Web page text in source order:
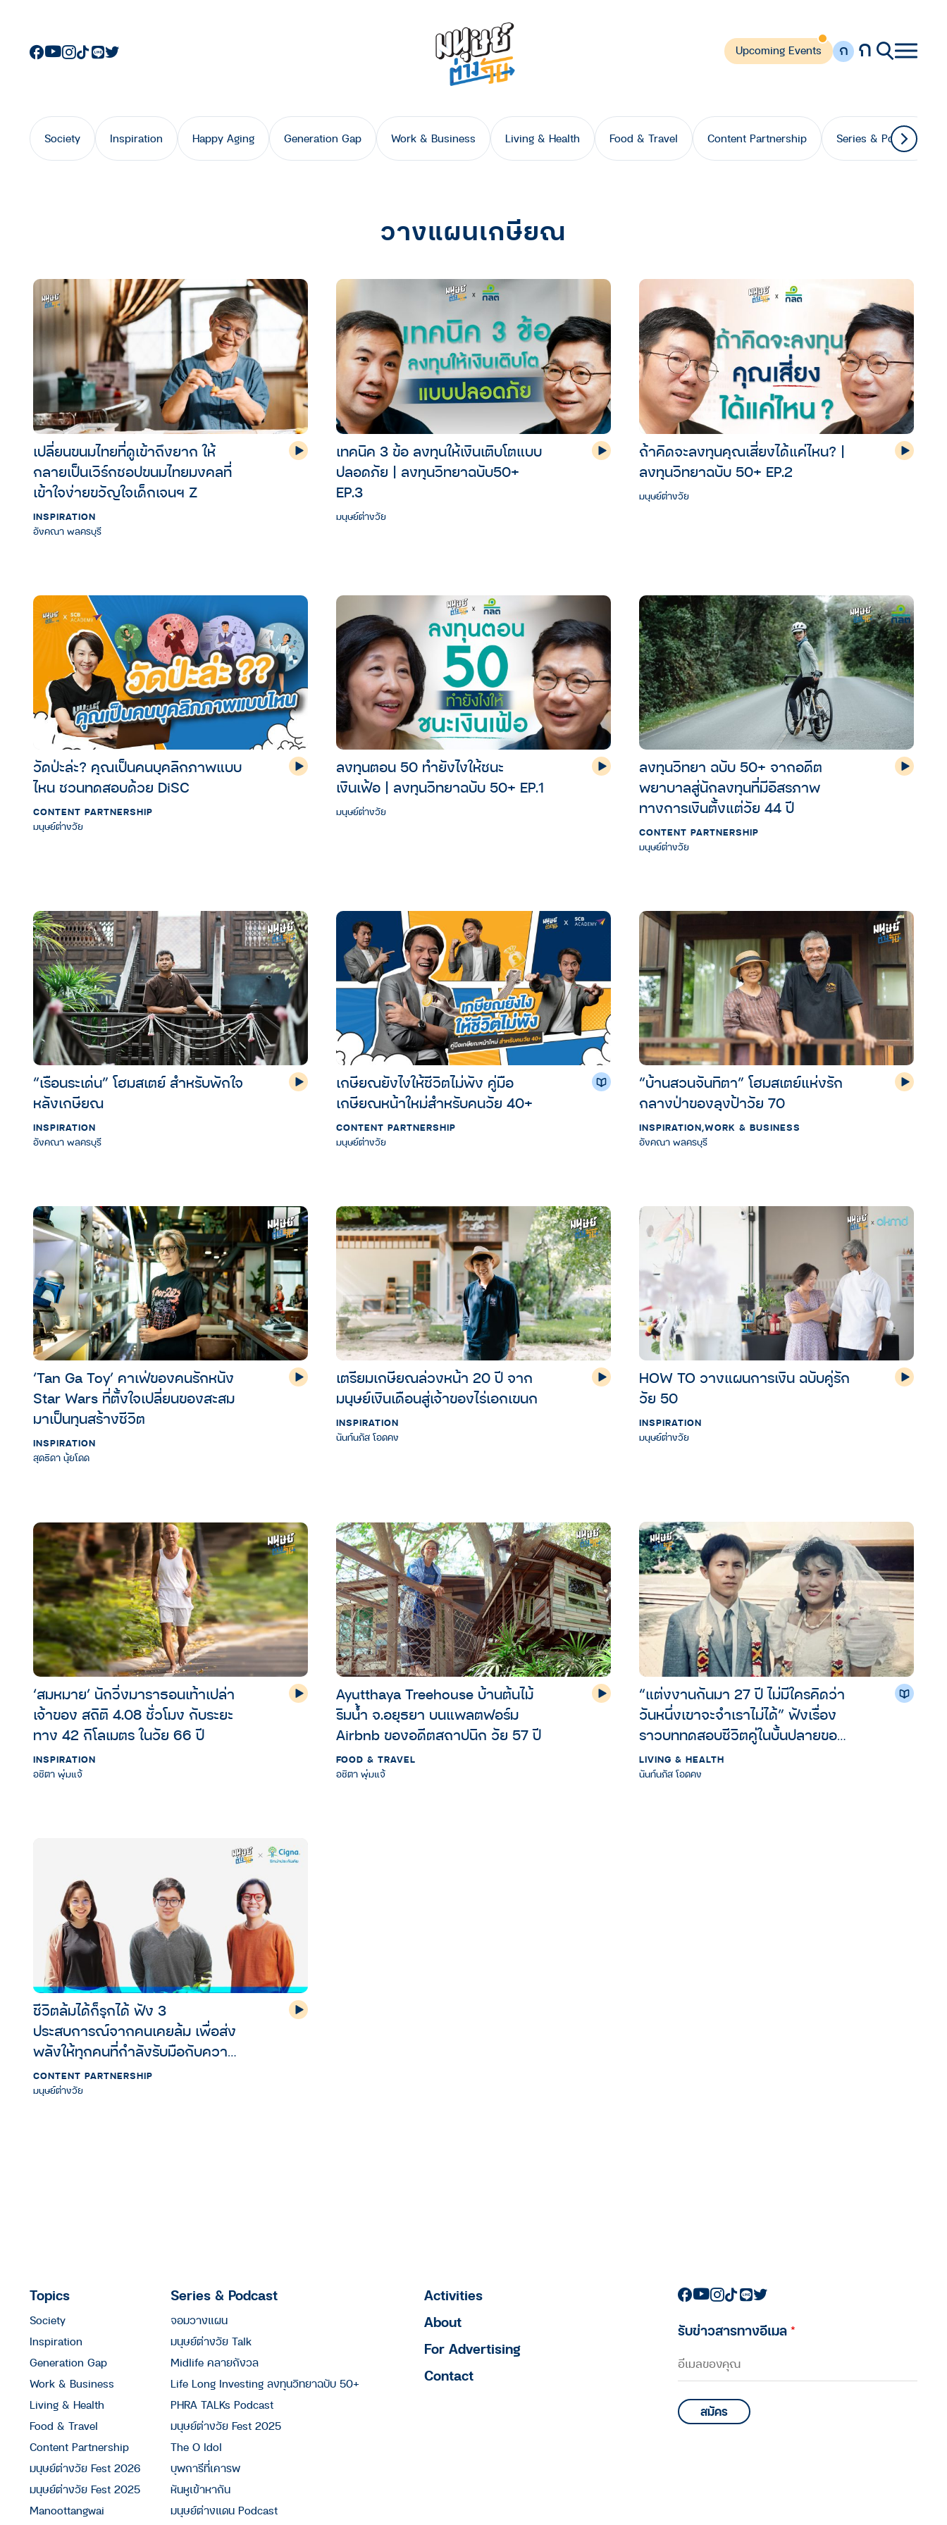
Upcoming Events ก ก
Society Inspiration Happy Aging Generation Gap Work & Business Living & Health Food & Travel Content Partnership Series & Podcast
วางแผนเกษียณ
เปลี่ยนขนมไทยที่ดูเข้าถึงยาก ให้
กลายเป็นเวิร์กชอปขนมไทยมงคลที่
เข้าใจง่ายขวัญใจเด็กเจนฯ Z
INSPIRATION
อังคณา พลครบุรี
เทคนิค 3 ข้อ ลงทุนให้เงินเติบโตแบบ
ปลอดภัย | ลงทุนวิทยาฉบับ50+
EP.3
มนุษย์ต่างวัย
ถ้าคิดจะลงทุนคุณเสี่ยงได้แค่ไหน? |
ลงทุนวิทยาฉบับ 50+ EP.2
มนุษย์ต่างวัย
วัดป่ะล่ะ? คุณเป็นคนบุคลิกภาพแบบ
ไหน ชวนทดสอบด้วย DiSC
CONTENT PARTNERSHIP
มนุษย์ต่างวัย
ลงทุนตอน 50 ทำยังไงให้ชนะ
เงินเฟ้อ | ลงทุนวิทยาฉบับ 50+ EP.1
มนุษย์ต่างวัย
ลงทุนวิทยา ฉบับ 50+ จากอดีต
พยาบาลสู่นักลงทุนที่มีอิสรภาพ
ทางการเงินตั้งแต่วัย 44 ปี
CONTENT PARTNERSHIP
มนุษย์ต่างวัย
“เรือนระเด่น” โฮมสเตย์ สำหรับพักใจ
หลังเกษียณ
INSPIRATION
อังคณา พลครบุรี
เกษียณยังไงให้ชีวิตไม่พัง คู่มือ
เกษียณหน้าใหม่สำหรับคนวัย 40+
CONTENT PARTNERSHIP
มนุษย์ต่างวัย
“บ้านสวนจันทิตา” โฮมสเตย์แห่งรัก
กลางป่าของลุงป้าวัย 70
INSPIRATION,WORK & BUSINESS
อังคณา พลครบุรี
‘Tan Ga Toy’ คาเฟ่ของคนรักหนัง
Star Wars ที่ตั้งใจเปลี่ยนของสะสม
มาเป็นทุนสร้างชีวิต
INSPIRATION
สุดธิดา นุ้ยโดด
เตรียมเกษียณล่วงหน้า 20 ปี จาก
มนุษย์เงินเดือนสู่เจ้าของไร่เอกเขนก
INSPIRATION
นันท์นภัส โอดคง
HOW TO วางแผนการเงิน ฉบับคู่รัก
วัย 50
INSPIRATION
มนุษย์ต่างวัย
‘สมหมาย’ นักวิ่งมาราธอนเท้าเปล่า
เจ้าของ สถิติ 4.08 ชั่วโมง กับระยะ
ทาง 42 กิโลเมตร ในวัย 66 ปี
INSPIRATION
อชิตา พุ่มแจ้
Ayutthaya Treehouse บ้านต้นไม้
ริมน้ำ จ.อยุธยา บนแพลตฟอร์ม
Airbnb ของอดีตสถาปนิก วัย 57 ปี
FOOD & TRAVEL
อชิตา พุ่มแจ้
“แต่งงานกันมา 27 ปี ไม่มีใครคิดว่า
วันหนึ่งเขาจะจำเราไม่ได้” ฟังเรื่อง
ราวบททดสอบชีวิตคู่ในบั้นปลายของ
คู่รักนักเดินป่า วัย 60 ปี
LIVING & HEALTH
นันท์นภัส โอดคง
ชีวิตล้มได้ก็รุกได้ ฟัง 3
ประสบการณ์จากคนเคยล้ม เพื่อส่ง
พลังให้ทุกคนที่กำลังรับมือกับความ
ลำบากทุกรูปแบบ
CONTENT PARTNERSHIP
มนุษย์ต่างวัย
Topics
Society
Inspiration
Generation Gap
Work & Business
Living & Health
Food & Travel
Content Partnership
มนุษย์ต่างวัย Fest 2026
มนุษย์ต่างวัย Fest 2025
Manoottangwai
Series & Podcast
จอมวางแผน
มนุษย์ต่างวัย Talk
Midlife คลายกังวล
Life Long Investing ลงทุนวิทยาฉบับ 50+
PHRA TALKs Podcast
มนุษย์ต่างวัย Fest 2025
The O Idol
บุพการีที่เคารพ
หันหูเข้าหากัน
มนุษย์ต่างแดน Podcast
Activities
About
For Advertising
Contact
รับข่าวสารทางอีเมล*